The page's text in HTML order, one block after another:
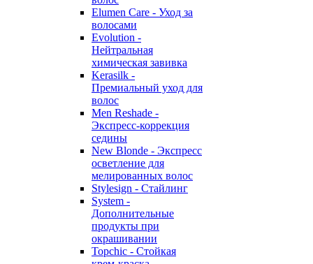
Elumen Care - Уход за
волосами
Evolution -
Нейтральная
химическая завивка
Kerasilk -
Премиальный уход для
волос
Men Reshade -
Экспресс-коррекция
седины
New Blonde - Экспресс
осветление для
мелированных волос
Stylesign - Стайлинг
System -
Дополнительные
продукты при
окрашивании
Topchic - Стойкая